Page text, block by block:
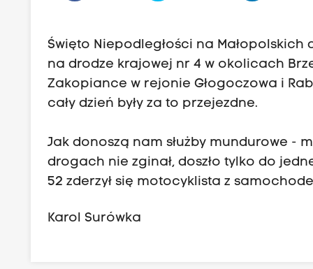
Święto Niepodległości na Małopolskich
na drodze krajowej nr 4 w okolicach
Zakopiance w rejonie Głogoczowa i
cały dzień były za to przejezdne.
Jak donoszą nam służby mundurowe -
drogach nie zginał, doszło tylko do
52 zderzył się motocyklista z
Karol Surówka